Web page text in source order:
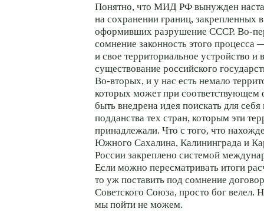
Понятно, что МИД РФ вынужден
на сохранении границ, закрепленных
оформивших разрушение СССР. Во-
сомнение законность этого процесса
и свое территориальное устройство и
существование российского
Во-вторых, и у нас есть немало
которых может при соответствующем
быть внедрена идея поискать для
подданства тех стран, которым эти
принадлежали. Что с того, что
Южного Сахалина, Калининграда и
России закреплено системой
Если можно пересматривать итоги
то уж поставить под сомнение
Советского Союза, просто бог велел.
мы пойти не можем.